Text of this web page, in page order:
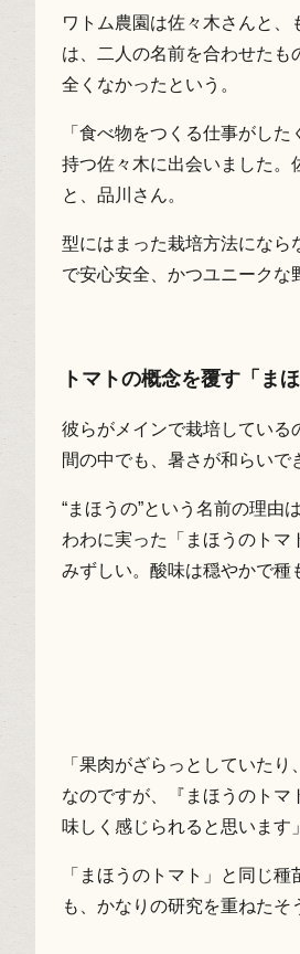
ワトム農園は佐々木さんと
は、二人の名前を合わせた
全くなかったという。
「食べ物をつくる仕事がし
持つ佐々木に出会いました。
と、品川さん。
型にはまった栽培方法になら
で安心安全、かつユニークな
トマトの概念を覆す「ま
彼らがメインで栽培している
間の中でも、暑さが和らいで
“まほうの”という名前の理由
わわに実った「まほうのト
みずしい。酸味は穏やかで種
「果肉がざらっとしていた
なのですが、『まほうのト
味しく感じられると思います
「まほうのトマト」と同じ
も、かなりの研究を重ねたそ